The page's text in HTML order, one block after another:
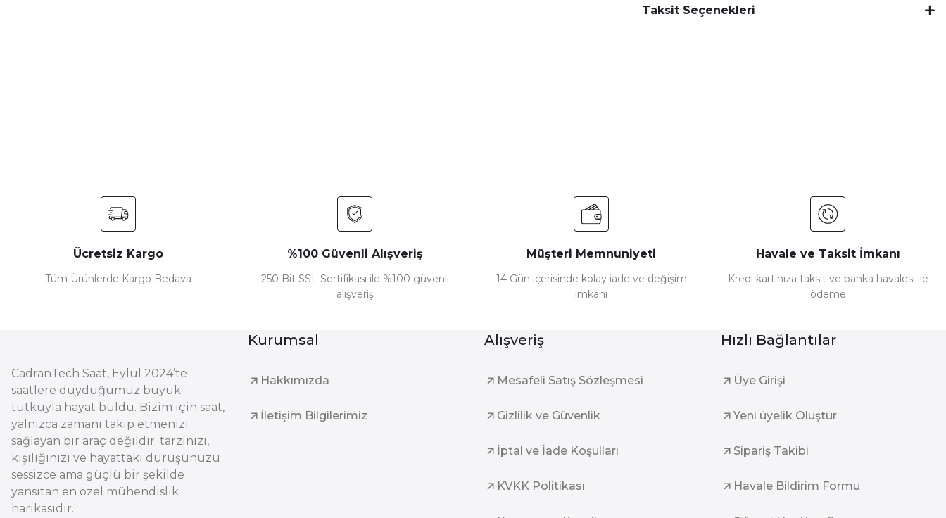
Taksit Seçenekleri
Ücretsiz Kargo
Tüm Ürünlerde Kargo Bedava
%100 Güvenli Alışveriş
250 Bit SSL Sertifikası ile %100 güvenli
alışveriş
Müşteri Memnuniyeti
14 Gün içerisinde kolay iade ve değişim
imkanı
Havale ve Taksit İmkanı
Kredi kartınıza taksit ve banka havalesi ile
ödeme
CadranTech Saat, Eylül 2024’te
saatlere duyduğumuz büyük
tutkuyla hayat buldu. Bizim için saat,
yalnızca zamanı takip etmenizi
sağlayan bir araç değildir; tarzınızı,
kişiliğinizi ve hayattaki duruşunuzu
sessizce ama güçlü bir şekilde
yansıtan en özel mühendislik
harikasıdır.
Kurumsal
Hakkımızda
İletişim Bilgilerimiz
Alışveriş
Mesafeli Satış Sözleşmesi
Gizlilik ve Güvenlik
İptal ve İade Koşulları
KVKK Politikası
Hızlı Bağlantılar
Üye Girişi
Yeni üyelik Oluştur
Sipariş Takibi
Havale Bildirim Formu